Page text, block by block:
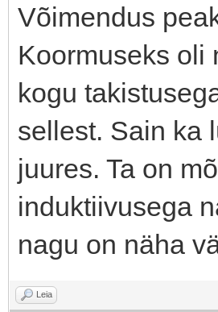
Võimendus
Koormuseks oli
kogu
sellest. Sain ka
juures. Ta on
induktiivusega
nagu on näha
Leia